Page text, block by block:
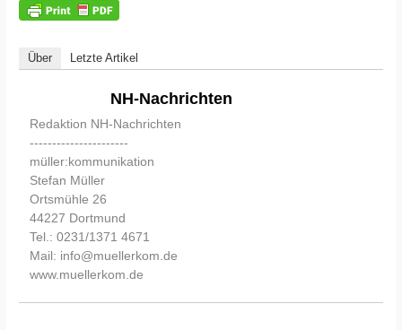
Über Letzte Artikel
NH-Nachrichten
Redaktion NH-Nachrichten
----------------------
müller:kommunikation
Stefan Müller
Ortsmühle 26
44227 Dortmund
Tel.: 0231/1371 4671
Mail: info@muellerkom.de
www.muellerkom.de